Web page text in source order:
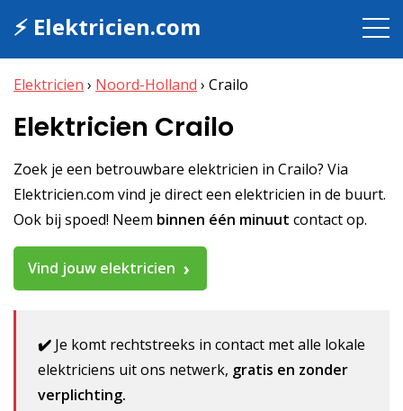
⚡ Elektricien.com
Elektricien › Noord-Holland › Crailo
Elektricien Crailo
Zoek je een betrouwbare elektricien in Crailo? Via
Elektricien.com vind je direct een elektricien in de buurt.
Ook bij spoed! Neem binnen één minuut contact op.
Vind jouw elektricien
✔️ Je komt rechtstreeks in contact met alle lokale
elektriciens uit ons netwerk, gratis en zonder
verplichting.